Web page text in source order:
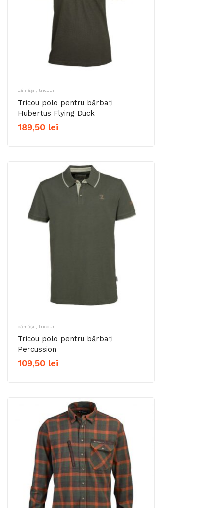
cămăși , tricouri
Tricou polo pentru bărbați
Hubertus Flying Duck
189,50 lei
cămăși , tricouri
Tricou polo pentru bărbați
Percussion
109,50 lei